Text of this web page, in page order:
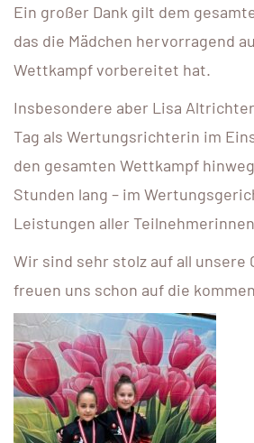
Ein großer Dank gilt dem
das die Mädchen hervorragend
Wettkampf vorbereitet hat.
Insbesondere aber Lisa
Tag als Wertungsrichterin im
den gesamten Wettkampf
Stunden lang – im
Leistungen aller
Wir sind sehr stolz auf all unsere
freuen uns schon auf die